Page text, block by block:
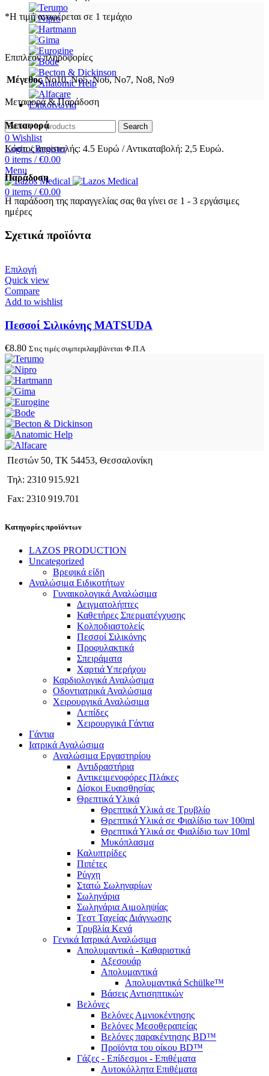
Επικοινωνία
Search
0 Wishlist
Login / Register
0 items / €0.00
Menu
0 items / €0.00
*Η τιμή αναφέρεται σε 1 τεμάχιο
Επιπλέον πληροφορίες
Μέγεθος No10, No5, No6, No7, No8, No9
Μεταφορά & Παράδοση
Μεταφορά
Κόστος αποστολής: 4.5 Ευρώ / Αντικαταβολή: 2,5 Ευρώ.
Παράδοση
Η παράδοση της παραγγελίας σας θα γίνει σε 1 - 3 εργάσιμες
ημέρες
Σχετικά προϊόντα
Επιλογή
Quick view
Compare
Add to wishlist
Πεσσοί Σιλικόνης MATSUDA
€8.80 Στις τιμές συμπεριλαμβάνεται Φ.Π.Α
Πεστών 50, ΤΚ 54453, Θεσσαλονίκη
Τηλ: 2310 915.921
Fax: 2310 919.701
Κατηγορίες προϊόντων
LAZOS PRODUCTION
Uncategorized
Βρεφικά είδη
Αναλώσιμα Ειδικοτήτων
Γυναικολογικά Αναλώσιμα
Δειγματολήπτες
Καθετήρες Σπερματέγχυσης
Κολποδιαστολείς
Πεσσοί Σιλικόνης
Προφυλακτικά
Σπειράματα
Χαρτιά Υπερήχου
Καρδιολογικά Αναλώσιμα
Οδοντιατρικά Αναλώσιμα
Χειρουργικά Αναλώσιμα
Λεπίδες
Χειρουργικά Γάντια
Γάντια
Ιατρικά Αναλώσιμα
Αναλώσιμα Εργαστηρίου
Αντιδραστήρια
Αντικειμενοφόρες Πλάκες
Δίσκοι Ευαισθησίας
Θρεπτικά Υλικά
Θρεπτικά Υλικά σε Τρυβλίο
Θρεπτικά Υλικά σε Φιαλίδιο των 100ml
Θρεπτικά Υλικά σε Φιαλίδιο των 10ml
Μυκόπλασμα
Καλυπτρίδες
Πιπέτες
Ρύγχη
Στατώ Σωληναρίων
Σωληνάρια
Σωληνάρια Αιμοληψίας
Τεστ Ταχείας Διάγνωσης
Τρυβλία Κενά
Γενικά Ιατρικά Αναλώσιμα
Απολυμαντικά - Καθαριστικά
Αξεσουάρ
Απολυμαντικά
Απολυμαντικά Schülke™
Βάσεις Αντισηπτικών
Βελόνες
Βελόνες Αμνιοκέντησης
Βελόνες Μεσοθεραπείας
Βελόνες παρακέντησης BD™
Προϊόντα του οίκου BD™
Γάζες - Επίδεσμοι - Επιθέματα
Αυτοκόλλητα Επιθέματα